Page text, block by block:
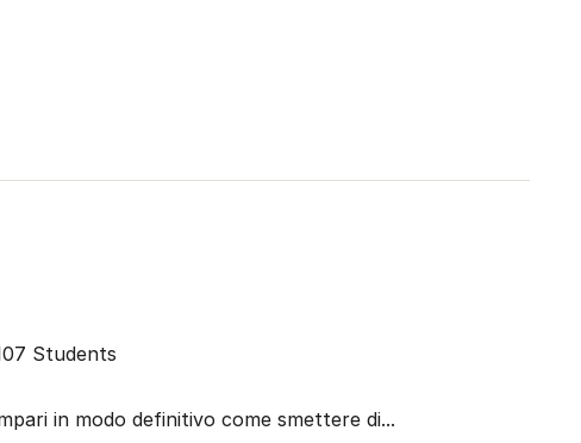
Students
in modo definitivo come smettere di...